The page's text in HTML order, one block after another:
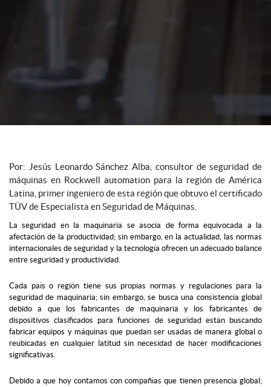
Por: Jesús Leonardo Sánchez Alba, consultor de seguridad de
máquinas en Rockwell automation para la región de América
Latina, primer ingeniero de esta región que obtuvo el certificado
TÜV de Especialista en Seguridad de Máquinas.
La seguridad en la maquinaria se asocia de forma equivocada a la
afectación de la productividad; sin embargo, en la actualidad, las normas
internacionales de seguridad y la tecnología ofrecen un adecuado balance
entre seguridad y productividad.
Cada país o región tiene sus propias normas y regulaciones para la
seguridad de maquinaria; sin embargo, se busca una consistencia global
debido a que los fabricantes de maquinaria y los fabricantes de
dispositivos clasificados para funciones de seguridad están buscando
fabricar equipos y máquinas que puedan ser usadas de manera global o
reubicadas en cualquier latitud sin necesidad de hacer modificaciones
significativas.
Debido a que hoy contamos con compañías que tienen presencia global;